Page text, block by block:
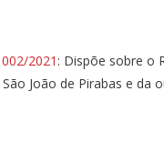
2021 : Dispõe sobre o
João de Pirabas e da